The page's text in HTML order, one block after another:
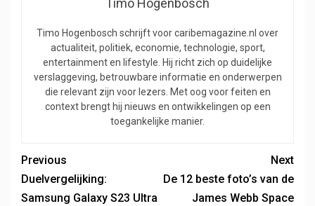
Timo Hogenbosch
Timo Hogenbosch schrijft voor caribemagazine.nl over
actualiteit, politiek, economie, technologie, sport,
entertainment en lifestyle. Hij richt zich op duidelijke
verslaggeving, betrouwbare informatie en onderwerpen
die relevant zijn voor lezers. Met oog voor feiten en
context brengt hij nieuws en ontwikkelingen op een
toegankelijke manier.
Previous
Duelvergelijking:
Samsung Galaxy S23 Ultra
Next
De 12 beste foto’s van de
James Webb Space